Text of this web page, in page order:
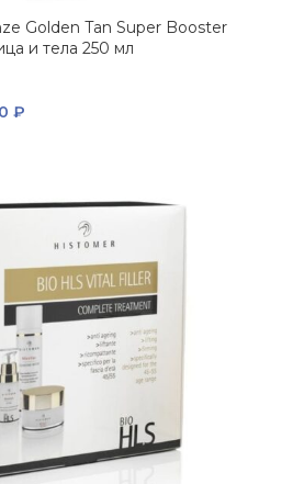
Golden Tan Super Booster
и тела 250 мл
₽